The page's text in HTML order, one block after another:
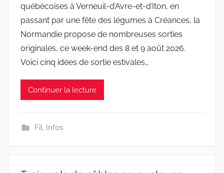
québécoises à Verneuil-d’Avre-et-d’Iton, en
passant par une fête des légumes à Créances, la
Normandie propose de nombreuses sorties
originales, ce week-end des 8 et 9 août 2026.
Voici cinq idées de sortie estivales…
Continuer la lecture
Fil, Infos